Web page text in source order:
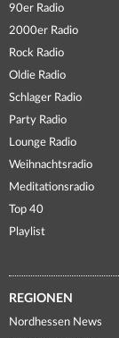
90er Radio
2000er Radio
Rock Radio
Oldie Radio
Schlager Radio
Party Radio
Lounge Radio
Weihnachtsradio
Meditationsradio
Top 40
Playlist
REGIONEN
Nordhessen News